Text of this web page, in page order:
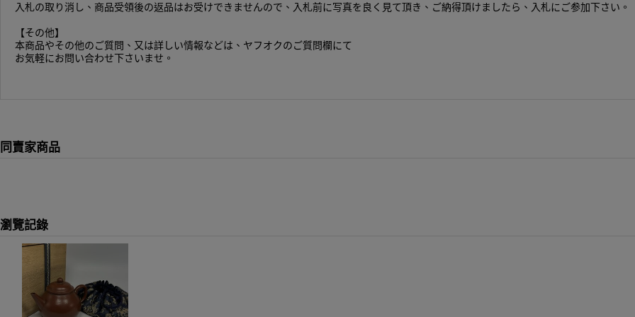
入札の取り消し、商品受領後の返品はお受けできませんので、入札前に写真を良く見て頂き、ご納得頂けましたら、入札にご参加下さい。
【その他】
本商品やその他のご質問、又は詳しい情報などは、ヤフオクのご質問欄にて
お気軽にお問い合わせ下さいませ。
同賣家商品
瀏覽記錄